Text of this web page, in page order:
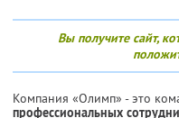
Вы получите сайт,
Компания «Олимп» - это
профессиональных